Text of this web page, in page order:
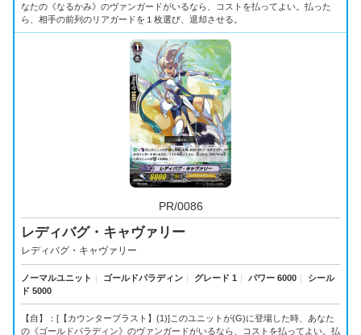
なたの《なるかみ》のヴァンガードがいるなら、コストを払ってよい。払った
ら、相手の前列のリアガードを１枚選び、退却させる。
PR/0086
レディバグ・キャヴァリー
レディバグ・キャヴァリー
ノーマルユニット ｜ ゴールドパラディン ｜ グレード 1 ｜ パワー 6000 ｜
シール
ド 5000
【自】：[【カウンターブラスト】(1)]このユニットが(G)に登場した時、あなた
の《ゴールドパラディン》のヴァンガードがいるなら、コストを払ってよい。払